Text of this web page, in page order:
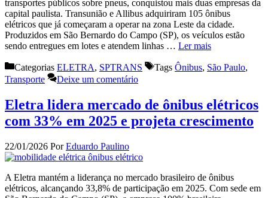
transportes públicos sobre pneus, conquistou mais duas empresas da
capital paulista. Transunião e Allibus adquiriram 105 ônibus
elétricos que já começaram a operar na zona Leste da cidade.
Produzidos em São Bernardo do Campo (SP), os veículos estão
sendo entregues em lotes e atendem linhas … Ler mais
Categorias ELETRA, SPTRANS Tags Ônibus, São Paulo,
Transporte
Deixe um comentário
Eletra lidera mercado de ônibus elétricos
com 33% em 2025 e projeta crescimento
22/01/2026 PorEduardo Paulino
A Eletra mantém a liderança no mercado brasileiro de ônibus
elétricos, alcançando 33,8% de participação em 2025. Com sede em